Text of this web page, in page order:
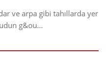
ve arpa gibi tahıllarda yer
g&ou...